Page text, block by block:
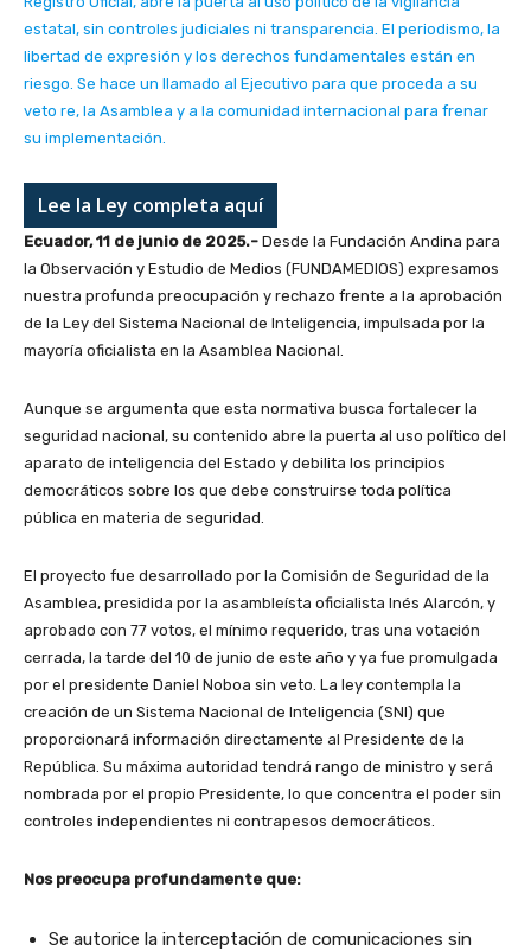
estatal, sin controles judiciales ni transparencia. El periodismo, la
libertad de expresión y los derechos fundamentales están en
riesgo. Se hace un llamado al Ejecutivo para que proceda a su
veto re, la Asamblea y a la comunidad internacional para frenar
su implementación.
Lee la Ley completa aquí
Ecuador, 11 de junio de 2025.- Desde la Fundación Andina para
la Observación y Estudio de Medios (FUNDAMEDIOS) expresamos
nuestra profunda preocupación y rechazo frente a la aprobación
de la Ley del Sistema Nacional de Inteligencia, impulsada por la
mayoría oficialista en la Asamblea Nacional.
Aunque se argumenta que esta normativa busca fortalecer la
seguridad nacional, su contenido abre la puerta al uso político del
aparato de inteligencia del Estado y debilita los principios
democráticos sobre los que debe construirse toda política
pública en materia de seguridad.
El proyecto fue desarrollado por la Comisión de Seguridad de la
Asamblea, presidida por la asambleísta oficialista Inés Alarcón, y
aprobado con 77 votos, el mínimo requerido, tras una votación
cerrada, la tarde del 10 de junio de este año y ya fue promulgada
por el presidente Daniel Noboa sin veto. La ley contempla la
creación de un Sistema Nacional de Inteligencia (SNI) que
proporcionará información directamente al Presidente de la
República. Su máxima autoridad tendrá rango de ministro y será
nombrada por el propio Presidente, lo que concentra el poder sin
controles independientes ni contrapesos democráticos.
Nos preocupa profundamente que:
Se autorice la interceptación de comunicaciones sin